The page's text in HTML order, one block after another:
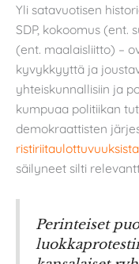
Yli satavuotisen
SDP, kokoomus (ent.
(ent. maalaisliitto) –
kyvykkyyttä ja
yhteiskunnallisiin ja
kumpuaa politiikan
demokraattisten
ristiriitaulottuvuuksista
säilyneet silti
Perinteiset